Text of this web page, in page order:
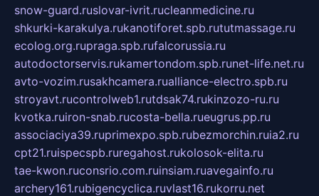
snow-guard.ruslovar-ivrit.rucleanmedicine.ru
shkurki-karakulya.rukanotiforet.spb.rututmassage.ru
ecolog.org.rupraga.spb.rufalcorussia.ru
autodoctorservis.rukamertondom.spb.runet-life.net.ru
avto-vozim.rusakhcamera.rualliance-electro.spb.ru
stroyavt.rucontrolweb1.rutdsak74.rukinzozo-ru.ru
kvotka.ruiron-snab.rucosta-bella.rueugrus.pp.ru
associaciya39.ruprimexpo.spb.rubezmorchin.ruia2.ru
cpt21.ruispecspb.ruregahost.rukolosok-elita.ru
tae-kwon.ruconsrio.com.ruinsiam.ruavegainfo.ru
archery161.rubigencyclica.ruvlast16.rukorru.net